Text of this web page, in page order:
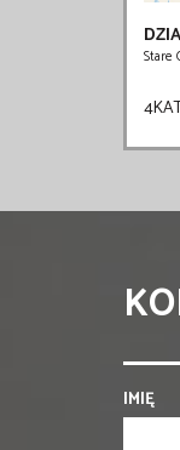
Stare
IMIĘ